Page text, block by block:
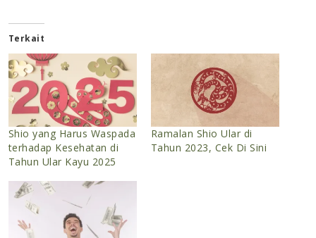
Terkait
Shio yang Harus Waspada
terhadap Kesehatan di
Tahun Ular Kayu 2025
Ramalan Shio Ular di
Tahun 2023, Cek Di Sini